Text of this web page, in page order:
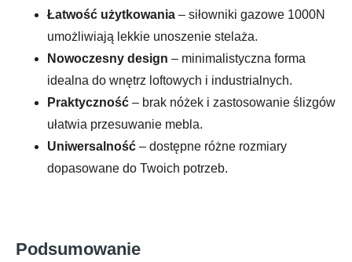
Łatwość użytkowania – siłowniki gazowe 1000N
umożliwiają lekkie unoszenie stelaża.
Nowoczesny design – minimalistyczna forma
idealna do wnętrz loftowych i industrialnych.
Praktyczność – brak nóżek i zastosowanie ślizgów
ułatwia przesuwanie mebla.
Uniwersalność – dostępne różne rozmiary
dopasowane do Twoich potrzeb.
Podsumowanie